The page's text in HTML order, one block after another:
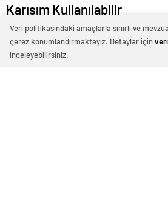
0 0
0 0
Karışım Kullanılabilir
Beşamel sos yerineyoğurtlu
kullanabilirsiniz. Yoğurt, yumurta
karıştırılarak makarnaya dökülebilir.
Veri politikasındaki amaçlarla sınırlı ve
çerez konumlandırmaktayız. Detaylar için
inceleyebilirsiniz.